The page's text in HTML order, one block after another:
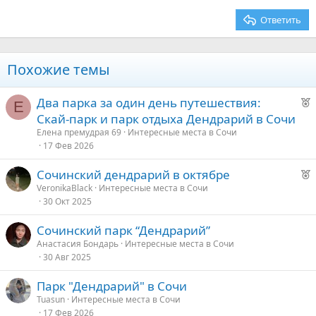
Ответить
Похожие темы
Е
Р
е
у
Два парка за один день путешествия:
Скай-парк и парк отдыха Дендрарий в Сочи
Елена премудрая 69
Интересные места в Сочи
17 Фев 2026
Р
о
Сочинский дендрарий в октябре
VeronikaBlack Интересные места в Сочи
30 Окт 2025
Сочинский парк “Дендрарий”
Анастасия Бондарь Интересные места в Сочи
30 Авг 2025
Парк "Дендрарий" в Сочи
Tuasun Интересные места в Сочи
17 Фев 2026